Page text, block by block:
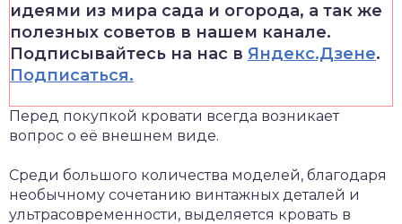
идеями из мира сада и огорода, а так же
полезных советов в нашем канале.
Подписывайтесь на нас в Яндекс.Дзене.
Подписаться.
Перед покупкой кровати всегда возникает
вопрос о её внешнем виде.
Среди большого количества моделей, благодаря
необычному сочетанию винтажных деталей и
ультрасовременности, выделяется кровать в